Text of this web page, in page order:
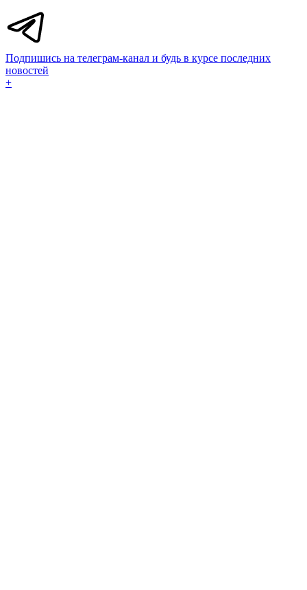
Подпишись на телеграм-канал и будь в курсе последних
новостей
+